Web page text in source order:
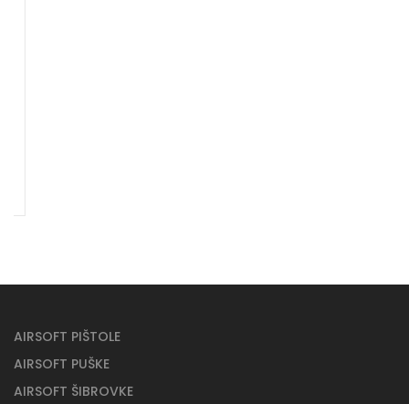
AIRSOFT PIŠTOLE
AIRSOFT PUŠKE
AIRSOFT ŠIBROVKE